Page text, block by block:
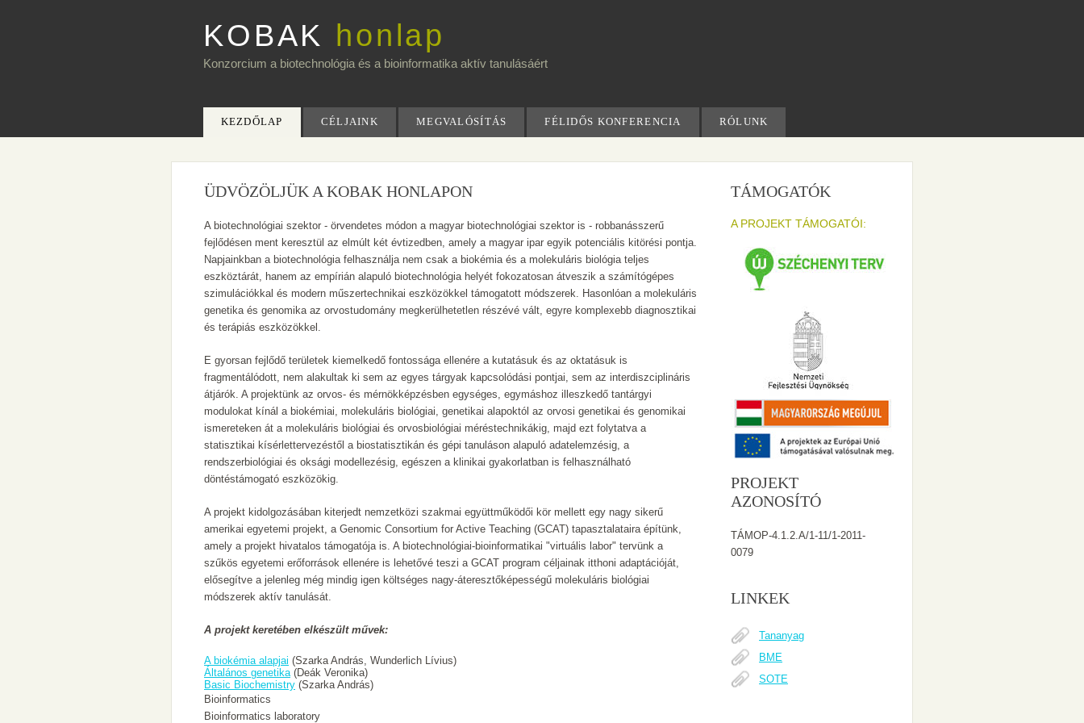
KOBAK honlap
Konzorcium a biotechnológia és a bioinformatika aktív tanulásáért
KEZDŐLAP CÉLJAINK MEGVALÓSÍTÁS FÉLIDŐS KONFERENCIA RÓLUNK
TÁMOGATÓK
A PROJEKT TÁMOGATÓI:
PROJEKT
AZONOSÍTÓ
TÁMOP-4.1.2.A/1-11/1-2011-
0079
LINKEK
Tananyag
BME
SOTE
ÜDVÖZÖLJÜK A KOBAK HONLAPON
A biotechnológiai szektor - örvendetes módon a magyar biotechnológiai szektor is - robbanásszerű
fejlődésen ment keresztül az elmúlt két évtizedben, amely a magyar ipar egyik potenciális kitörési pontja.
Napjainkban a biotechnológia felhasználja nem csak a biokémia és a molekuláris biológia teljes
eszköztárát, hanem az empírián alapuló biotechnológia helyét fokozatosan átveszik a számítógépes
szimulációkkal és modern műszertechnikai eszközökkel támogatott módszerek. Hasonlóan a molekuláris
genetika és genomika az orvostudomány megkerülhetetlen részévé vált, egyre komplexebb diagnosztikai
és terápiás eszközökkel.
E gyorsan fejlődő területek kiemelkedő fontossága ellenére a kutatásuk és az oktatásuk is
fragmentálódott, nem alakultak ki sem az egyes tárgyak kapcsolódási pontjai, sem az interdiszciplináris
átjárók. A projektünk az orvos- és mérnökképzésben egységes, egymáshoz illeszkedő tantárgyi
modulokat kínál a biokémiai, molekuláris biológiai, genetikai alapoktól az orvosi genetikai és genomikai
ismereteken át a molekuláris biológiai és orvosbiológiai méréstechnikákig, majd ezt folytatva a
statisztikai kísérlettervezéstől a biostatisztikán és gépi tanuláson alapuló adatelemzésig, a
rendszerbiológiai és oksági modellezésig, egészen a klinikai gyakorlatban is felhasználható
döntéstámogató eszközökig.
A projekt kidolgozásában kiterjedt nemzetközi szakmai együttműködői kör mellett egy nagy sikerű
amerikai egyetemi projekt, a Genomic Consortium for Active Teaching (GCAT) tapasztalataira építünk,
amely a projekt hivatalos támogatója is. A biotechnológiai-bioinformatikai "virtuális labor" tervünk a
szűkös egyetemi erőforrások ellenére is lehetővé teszi a GCAT program céljainak itthoni adaptációját,
elősegítve a jelenleg még mindig igen költséges nagy-áteresztőképességű molekuláris biológiai
módszerek aktív tanulását.
A projekt keretében elkészült művek:
A biokémia alapjai (Szarka András, Wunderlich Lívius)
Általános genetika(Deák Veronika)
Basic Biochemistry (Szarka András)
Bioinformatics
Bioinformatics laboratory